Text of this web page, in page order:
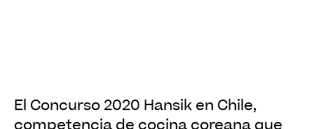
El Concurso 2020 Hansik en Chile,
competencia de cocina coreana que